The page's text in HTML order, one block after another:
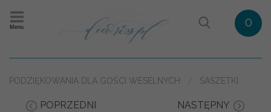
Menu 0
PODZIĘKOWANIA DLA GOŚCI WESELNYCH SASZETKI
POPRZEDNI NASTĘPNY